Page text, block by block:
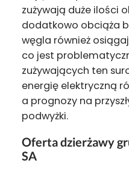
zużywają duże ilości
dodatkowo obciąża
węgla również
co jest
zużywających ten
energię elektryczną
a prognozy na
podwyżki.
Oferta dzierżawy
SA